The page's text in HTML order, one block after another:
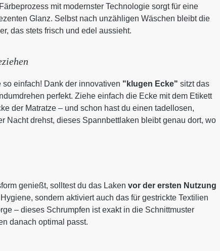
mit modernster Technologie sorgt für eine
Glanz. Selbst nach unzähligen Wäschen bleibt die
das stets frisch und edel aussieht.
einfach! Dank der innovativen "klugen Ecke" sitzt das
perfekt. Ziehe einfach die Ecke mit dem Etikett
der Matratze – und schon hast du einen tadellosen,
Nacht drehst, dieses Spannbettlaken bleibt genau dort, wo
genießt, solltest du das Laken vor der ersten Nutzung
sondern aktiviert auch das für gestrickte Textilien
– dieses Schrumpfen ist exakt in die Schnittmuster
danach optimal passt.